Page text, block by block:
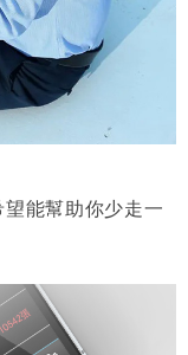
能幫助你少走一